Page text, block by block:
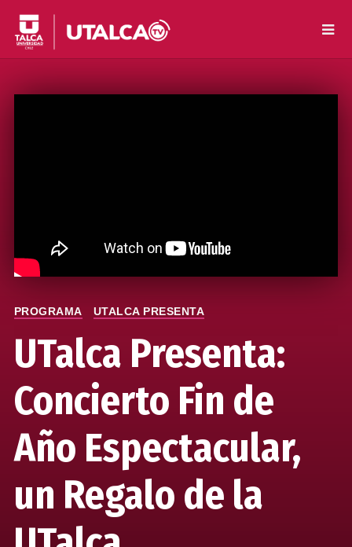
PROGRAMA UTALCA PRESENTA
UTalca Presenta:
Concierto Fin de
Año Espectacular,
un Regalo de la